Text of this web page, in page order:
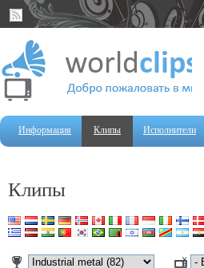
Информация Клипы Исполнители
Клипы